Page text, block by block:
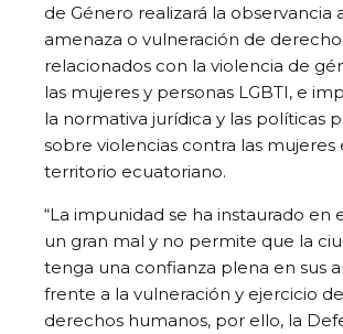
de Género realizará la observancia
amenaza o vulneración de
relacionados con la violencia de
las mujeres y personas LGBTI, e
la normativa jurídica y las políticas
sobre violencias contra las mujeres
territorio ecuatoriano.
“La impunidad se ha instaurado en
un gran mal y no permite que la
tenga una confianza plena en sus
frente a la vulneración y ejercicio
derechos humanos, por ello, la